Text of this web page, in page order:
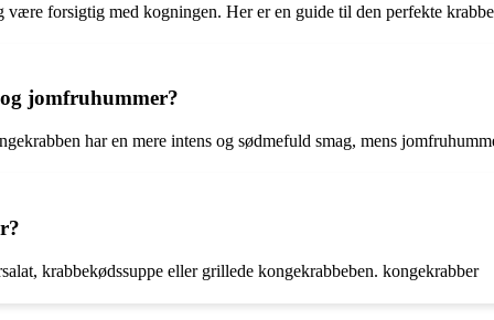
forsigtig med kogningen. Her er en guide til den perfekte
jomfruhummer?
har en mere intens og sødmefuld smag, mens
krabbekødssuppe eller grillede kongekrabbeben. kongekrabber